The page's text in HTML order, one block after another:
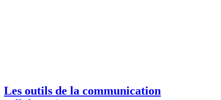
Les outils de la communication